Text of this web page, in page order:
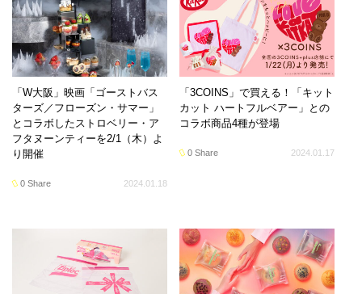
「W大阪」映画「ゴーストバス
ターズ／フローズン・サマー」
とコラボしたストロベリー・ア
フタヌーンティーを2/1（木）よ
り開催
0 Share 2024.01.18
「3COINS」で買える！「キット
カット ハートフルベアー」との
コラボ商品4種が登場
0 Share 2024.01.17